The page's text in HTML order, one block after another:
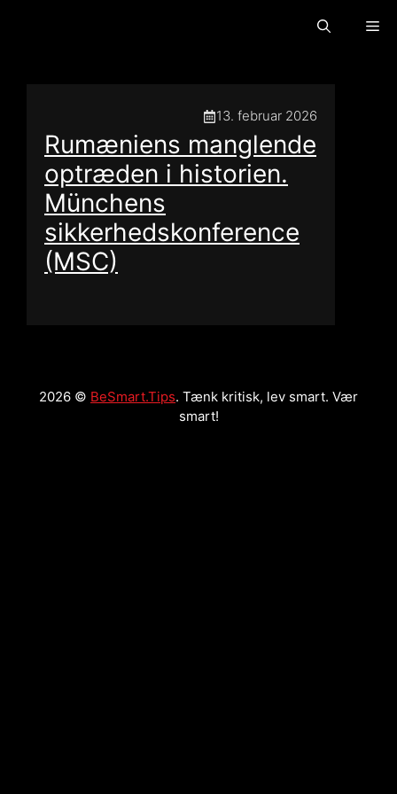
13. februar 2026
Rumæniens manglende
optræden i historien.
Münchens
sikkerhedskonference
(MSC)
2026 © BeSmart.Tips. Tænk kritisk, lev smart. Vær
smart!